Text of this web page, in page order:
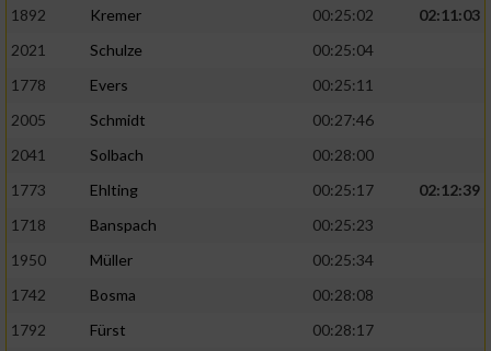
1892
Kremer 00:25:02
02:11:03
2021
Schulze
00:25:04
1778
Evers
00:25:11
2005
Schmidt
00:27:46
2041
Solbach
00:28:00
1773
Ehlting 00:25:17
02:12:39
1718
Banspach
00:25:23
1950
Müller
00:25:34
1742
Bosma
00:28:08
1792
Fürst
00:28:17